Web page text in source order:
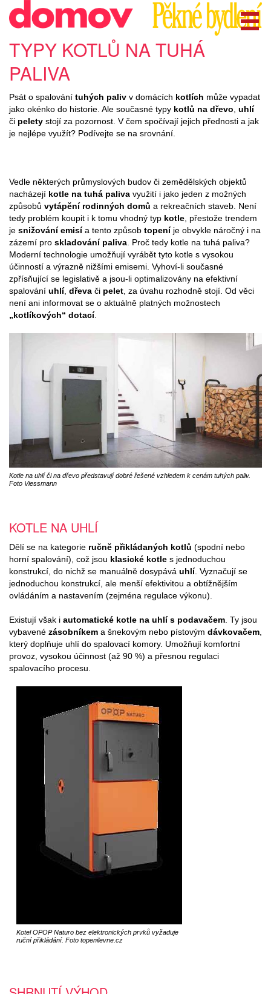
TYPY KOTLŮ NA TUHÁ
PALIVA
Psát o spalování tuhých paliv v domácích kotlích může vypadat
jako okénko do historie. Ale současné typy kotlů na dřevo uhlí
či pelety stojí za pozornost. V čem spočívají jejich přednosti a jak
je nejlépe využít? Podívejte se na srovnání.
Vedle některých průmyslových budov či zemědělských objektů
nacházejí kotle na tuhá paliva využití i jako jeden z možných
způsobů vytápění rodinných domů a rekreačních staveb. Není
tedy problém koupit i k tomu vhodný typ kotle , přestože trendem
je snižování emisía tento způsob topeníje obvykle náročný i na
zázemí pro skladování paliva . Proč tedy kotle na tuhá paliva?
Moderní technologie umožňují vyrábět tyto kotle s vysokou
účinností a výrazně nižšími emisemi. Vyhoví-li současné
zpřísňující se legislativě a jsou-li optimalizovány na efektivní
spalování uhlí, dřeva či pelet , za úvahu rozhodně stojí. Od věci
není ani informovat se o aktuálně platných možnostech
„kotlíkových“ dotací.
Kotle na uhlí či na dřevo představují dobré řešené vzhledem k cenám tuhých paliv.
Foto Viessmann
KOTLE NA UHLÍ
Dělí se na kategorie ručně přikládaných kotlů (spodní nebo
horní spalování), což jsou klasické kotle s jednoduchou
konstrukcí, do nichž se manuálně dosypává uhlí. Vyznačují se
jednoduchou konstrukcí, ale menší efektivitou a obtížnějším
ovládáním a nastavením (zejména regulace výkonu).
Existují však i automatické kotle na uhlí s podavačem . Ty jsou
vybavené zásobníkem a šnekovým nebo pístovým dávkovačem
který doplňuje uhlí do spalovací komory. Umožňují komfortní
provoz, vysokou účinnost (až 90 %) a přesnou regulaci
spalovacího procesu.
Kotel OPOP Naturo bez elektronických prvků vyžaduje
ruční přikládání. Foto topenilevne.cz